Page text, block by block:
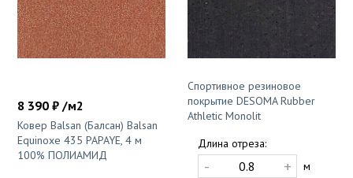
8 390 ₽ /м2
Ковер Balsan (Балсан) Balsan
Equinoxe 435 PAPAYE, 4 м
100% ПОЛИАМИД
Спортивное резиновое
покрытие DESOMA Rubber
Athletic Monolit
Длина отреза:
- +
м